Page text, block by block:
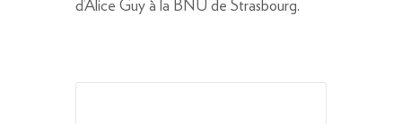
d’Alice Guy à la BNU de Strasbourg.